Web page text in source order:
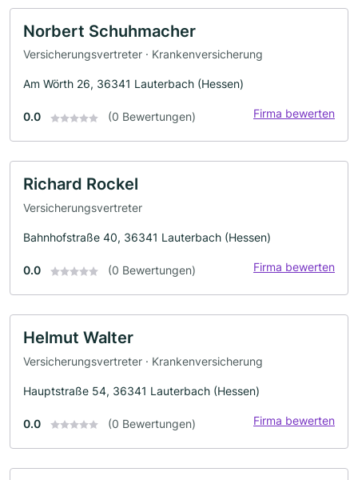
Norbert Schuhmacher
Versicherungsvertreter · Krankenversicherung
Am Wörth 26, 36341 Lauterbach (Hessen)
0.0 (0 Bewertungen) Firma bewerten
Richard Rockel
Versicherungsvertreter
Bahnhofstraße 40, 36341 Lauterbach (Hessen)
0.0 (0 Bewertungen) Firma bewerten
Helmut Walter
Versicherungsvertreter · Krankenversicherung
Hauptstraße 54, 36341 Lauterbach (Hessen)
0.0 (0 Bewertungen) Firma bewerten